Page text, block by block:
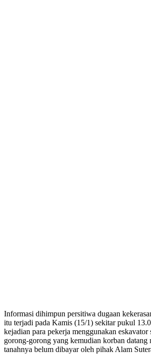
Informasi dihimpun persitiwa dugaan
itu terjadi pada Kamis (15/1) sekitar pukul
kejadian para pekerja menggunakan eskavator
gorong-gorong yang kemudian korban datang
tanahnya belum dibayar oleh pihak Alam